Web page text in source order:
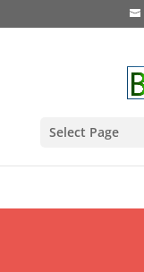
Select Page